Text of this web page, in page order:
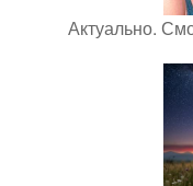
Актуально.